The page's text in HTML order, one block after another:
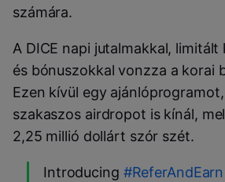
számára.
A DICE napi jutalmakkal, limitált
és bónuszokkal vonzza a korai
Ezen kívül egy
szakaszos airdropot is kínál,
2,25 millió dollárt szór szét.
Introducing #ReferAndEarn